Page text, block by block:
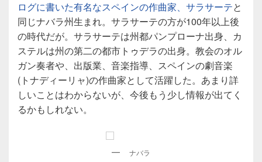
ログに書いた有名なスペインの作曲家、サラサーテと
同じナバラ州生まれ。サラサーテの方が100年以上後
の時代だが。サラサーテは州都パンプローナ出身、カ
ステルは州の第二の都市トゥデラの出身。教会のオル
ガン奏者や、出版業、音楽指導、スペインの劇音楽
(トナディーリャ)の作曲家として活躍した。あまり詳
しいことはわからないが、今後もう少し情報が出てく
るかもしれない。
ナバラ